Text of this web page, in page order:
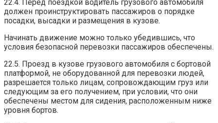
22.4. Перед поездкой водитель грузового автомобиля
должен проинструктировать пассажиров о порядке
посадки, высадки и размещения в кузове.
Начинать движение можно только убедившись, что
условия безопасной перевозки пассажиров обеспечены.
22.5. Проезд в кузове грузового автомобиля с бортовой
платформой, не оборудованной для перевозки людей,
разрешается только лицам, сопровождающим груз или
следующим за его получением, при условии, что они
обеспечены местом для сидения, расположенным ниже
уровня бортов.